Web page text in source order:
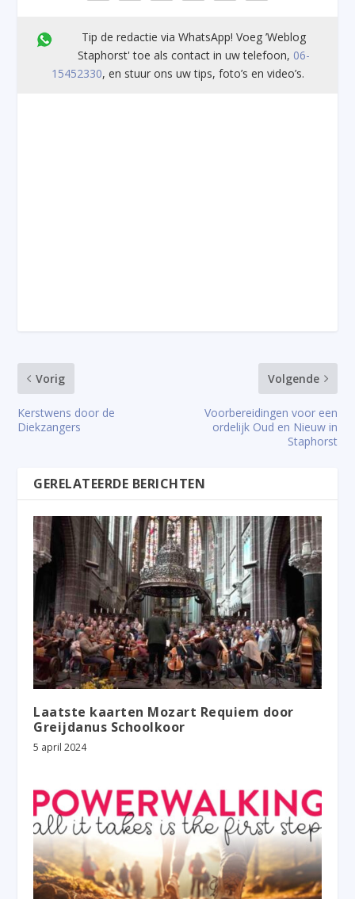
Tip de redactie via WhatsApp! Voeg ’Weblog
Staphorst' toe als contact in uw telefoon, 06-
15452330, en stuur ons uw tips, foto’s en video’s.
Vorig
Kerstwens door de
Diekzangers
Volgende
Voorbereidingen voor een
ordelijk Oud en Nieuw in
Staphorst
GERELATEERDE BERICHTEN
Laatste kaarten Mozart Requiem door
Greijdanus Schoolkoor
5 april 2024